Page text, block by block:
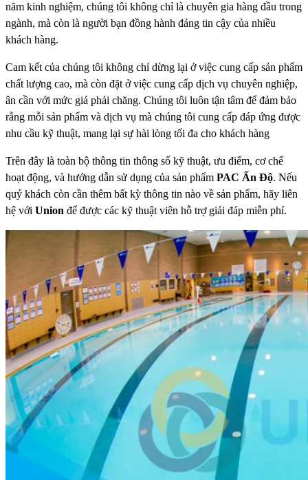
năm kinh nghiệm, chúng tôi không chỉ là chuyên gia hàng đầu trong
ngành, mà còn là người bạn đồng hành đáng tin cậy của nhiều
khách hàng.
Cam kết của chúng tôi không chỉ dừng lại ở việc cung cấp sản phẩm
chất lượng cao, mà còn đặt ở việc cung cấp dịch vụ chuyên nghiệp,
ân cần với mức giá phải chăng. Chúng tôi luôn tận tâm để đảm bảo
rằng mỗi sản phẩm và dịch vụ mà chúng tôi cung cấp đáp ứng được
nhu cầu kỹ thuật, mang lại sự hài lòng tối đa cho khách hàng
Trên đây là toàn bộ thông tin thông số kỹ thuật, ưu điểm, cơ chế
hoạt động, và hướng dẫn sử dụng của sản phẩm PAC Ấn Độ. Nếu
quý khách còn cần thêm bất kỳ thông tin nào về sản phẩm, hãy liên
hệ với Union để được các kỹ thuật viên hỗ trợ giải đáp miễn phí.